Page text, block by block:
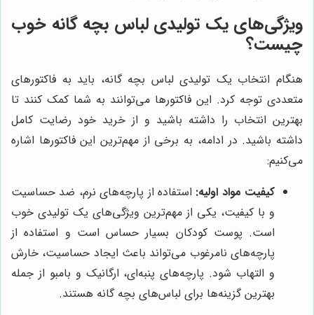
ویژگی‌های یک تولیدی لباس بچه گانه خوب
چیست؟
هنگام انتخاب یک تولیدی لباس بچه گانه، باید به فاکتورهای
متعددی توجه کرد. این فاکتورها می‌توانند به شما کمک کنند تا
بهترین انتخاب را داشته باشید و از خرید خود رضایت کامل
داشته باشید. در ادامه، به برخی از مهم‌ترین این فاکتورها اشاره
می‌کنیم:
کیفیت مواد اولیه: استفاده از پارچه‌های نرم، ضد حساسیت
و با کیفیت، یکی از مهم‌ترین ویژگی‌های یک تولیدی خوب
است. پوست کودکان بسیار حساس است و استفاده از
پارچه‌های نامرغوب می‌تواند باعث ایجاد حساسیت، خارش
و التهاب شود. پارچه‌های پنبه‌ای، ارگانیک و بامبو از جمله
بهترین گزینه‌ها برای لباس‌های بچه گانه هستند.